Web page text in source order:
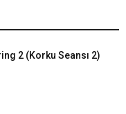
2 (Korku Seansı 2)